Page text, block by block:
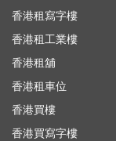
香港租寫字樓
香港租工業樓
香港租舖
香港租車位
香港買樓
香港買寫字樓